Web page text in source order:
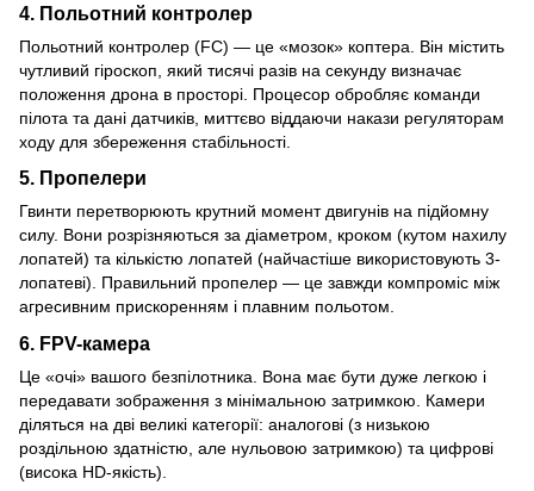
4. Польотний контролер
Польотний контролер (FC) — це «мозок» коптера. Він містить
чутливий гіроскоп, який тисячі разів на секунду визначає
положення дрона в просторі. Процесор обробляє команди
пілота та дані датчиків, миттєво віддаючи накази регуляторам
ходу для збереження стабільності.
5. Пропелери
Гвинти перетворюють крутний момент двигунів на підйомну
силу. Вони розрізняються за діаметром, кроком (кутом нахилу
лопатей) та кількістю лопатей (найчастіше використовують 3-
лопатеві). Правильний пропелер — це завжди компроміс між
агресивним прискоренням і плавним польотом.
6. FPV-камера
Це «очі» вашого безпілотника. Вона має бути дуже легкою і
передавати зображення з мінімальною затримкою. Камери
діляться на дві великі категорії: аналогові (з низькою
роздільною здатністю, але нульовою затримкою) та цифрові
(висока HD-якість).